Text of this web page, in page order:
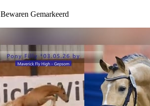
Bewaren Gemarkeerd